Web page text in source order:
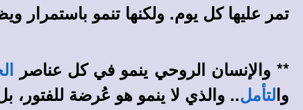
تمر عليها كل يوم. ولكنها تنمو باستمرار
** والإنسان الروحي ينمو في كل عناصر
والتأمل.. والذي لا ينمو هو عُرضة للفتور،